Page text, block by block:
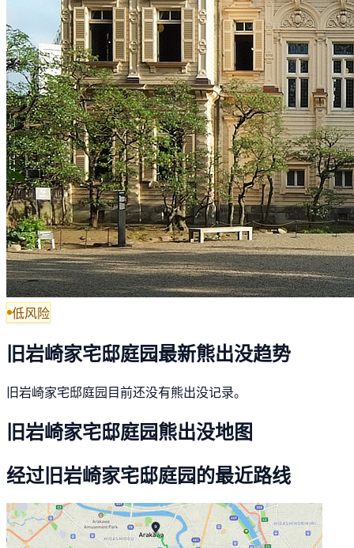
低风险
旧岩崎家宅邸庭园最新熊出没趋势
旧岩崎家宅邸庭园目前还没有熊出没记录。
旧岩崎家宅邸庭园熊出没地图
经过旧岩崎家宅邸庭园的最近路线